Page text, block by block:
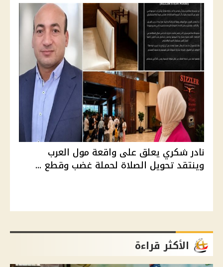
نادر شكري يعلق على واقعة مول العرب
وينتقد تحويل الصلاة لحملة غضب وقطع ...
الأكثر قراءة